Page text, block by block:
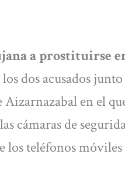
a prostituirse
dos acusados junto
en el
cámaras de
los teléfonos móviles